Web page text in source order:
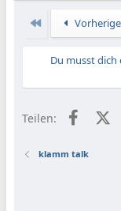
Erste Vorherige
Du musst
Teilen:
klamm talk